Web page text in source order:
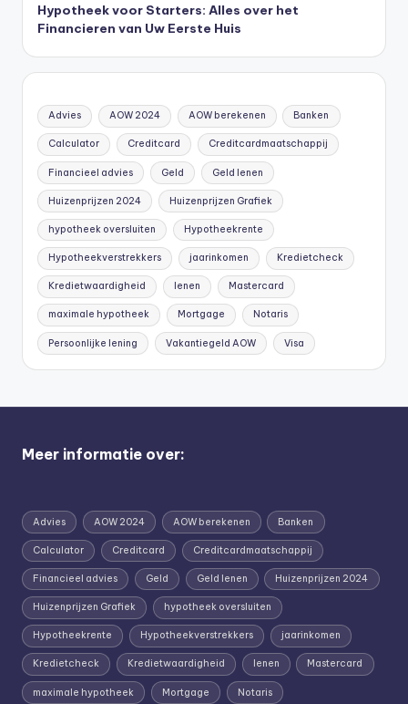
Hypotheek voor Starters: Alles over het
Financieren van Uw Eerste Huis
Advies AOW 2024 AOW berekenen Banken
Calculator Creditcard Creditcardmaatschappij
Financieel advies Geld Geld lenen
Huizenprijzen 2024 Huizenprijzen Grafiek
hypotheek oversluiten Hypotheekrente
Hypotheekverstrekkers jaarinkomen Kredietcheck
Kredietwaardigheid lenen Mastercard
maximale hypotheek Mortgage Notaris
Persoonlijke lening Vakantiegeld AOW Visa
Meer informatie over:
Advies AOW 2024 AOW berekenen Banken
Calculator Creditcard Creditcardmaatschappij
Financieel advies Geld Geld lenen Huizenprijzen 2024
Huizenprijzen Grafiek hypotheek oversluiten
Hypotheekrente Hypotheekverstrekkers jaarinkomen
Kredietcheck Kredietwaardigheid lenen Mastercard
maximale hypotheek Mortgage Notaris